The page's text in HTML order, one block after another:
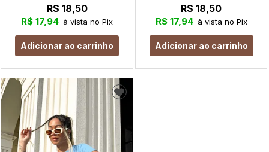
R$ 18,50
R$ 17,94 à vista no Pix
Adicionar ao carrinho
R$ 18,50
R$ 17,94 à vista no Pix
Adicionar ao carrinho